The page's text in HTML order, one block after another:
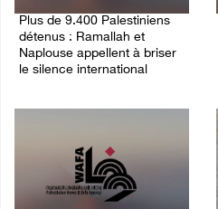
Plus de 9.400 Palestiniens
détenus : Ramallah et
Naplouse appellent à briser
le silence international